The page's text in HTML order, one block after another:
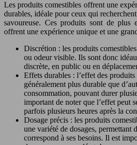
Les produits comestibles offrent une
durables, idéale pour ceux qui
savoureuse. Ces produits sont de plus
offrent une expérience unique et une
Discrétion : les produits
ou odeur visible. Ils sont donc
discrète, en public ou en
Effets durables : l’effet des produits
généralement plus durable que
consommation, pouvant durer
important de noter que l’effet peut
parfois plusieurs heures après la
Dosage précis : les produits
une variété de dosages, permettant
correspond à ses besoins. Il est